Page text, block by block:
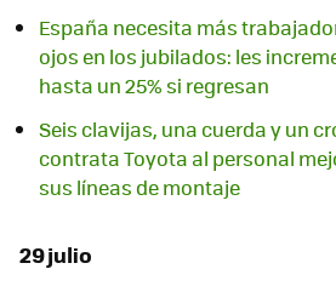
España necesita más
ojos en los jubilados: les
hasta un 25% si regresan
Seis clavijas, una cuerda y un
contrata Toyota al personal
sus líneas de montaje
29 julio